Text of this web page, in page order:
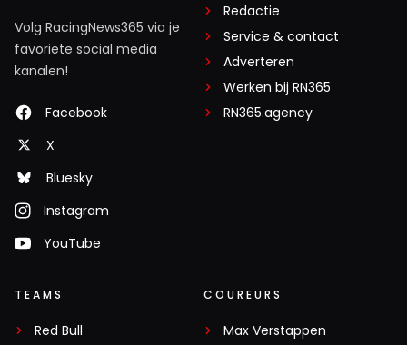
Volg RacingNews365 via je
favoriete social media
kanalen!
Facebook
X
Bluesky
Instagram
YouTube
Redactie
Service & contact
Adverteren
Werken bij RN365
RN365.agency
TEAMS
Red Bull
COUREURS
Max Verstappen